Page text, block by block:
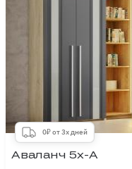
0₽ от 3х дней
Аваланч 5х-А